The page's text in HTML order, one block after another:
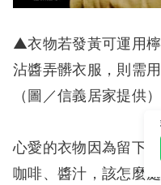
▲衣物若發黃可運用
沾醬弄髒衣服，則需
（圖／信義居家提供）
心愛的衣物因為留下
咖啡、醬汁，該怎麼